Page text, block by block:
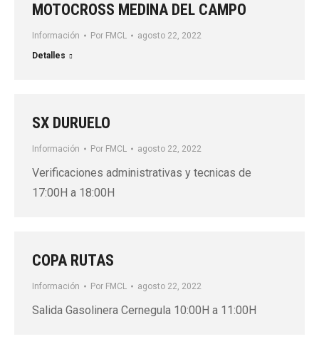
MOTOCROSS MEDINA DEL CAMPO
Información Por FMCL
agosto 22, 2022
Detalles
SX DURUELO
Información Por FMCL agosto 22, 2022
Verificaciones administrativas y tecnicas de
17:00H a 18:00H
COPA RUTAS
Información Por FMCL agosto 22, 2022
Salida Gasolinera Cernegula 10:00H a 11:00H